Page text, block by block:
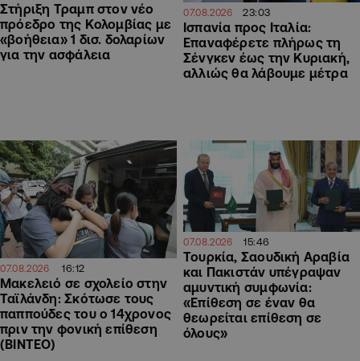
Στήριξη Τραμπ στον νέο
πρόεδρο της Κολομβίας με
«βοήθεια» 1 δισ. δολαρίων
για την ασφάλεια
07.08.2026 23:03
Ισπανία προς Ιταλία:
Επαναφέρετε πλήρως τη
Σένγκεν έως την Κυριακή,
αλλιώς θα λάβουμε μέτρα
07.08.2026 16:12
Μακελειό σε σχολείο στην
Ταϊλάνδη: Σκότωσε τους
παππούδες του ο 14χρονος
πριν την φονική επίθεση
(ΒΙΝΤΕΟ)
07.08.2026 15:46
Τουρκία, Σαουδική Αραβία
και Πακιστάν υπέγραψαν
αμυντική συμφωνία:
«Επίθεση σε έναν θα
θεωρείται επίθεση σε
όλους»